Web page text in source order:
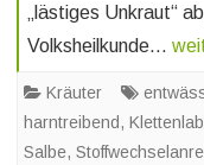
„lästiges Unkraut“
Volksheilkunde…
Kräuter
harntreibend,
Salbe,